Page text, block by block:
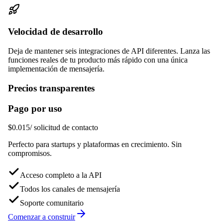
Velocidad de desarrollo
Deja de mantener seis integraciones de API diferentes. Lanza las
funciones reales de tu producto más rápido con una única
implementación de mensajería.
Precios transparentes
Pago por uso
$0.015/ solicitud de contacto
Perfecto para startups y plataformas en crecimiento. Sin
compromisos.
Acceso completo a la API
Todos los canales de mensajería
Soporte comunitario
Comenzar a construir